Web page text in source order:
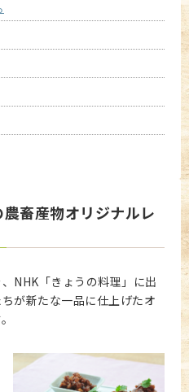
畜産物オリジナルレ
NHK「きょうの料理」に出
が新たな一品に仕上げたオ